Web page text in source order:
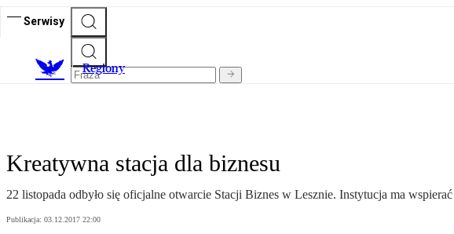
Serwisy
Regiony
Kreatywna stacja dla biznesu
22 listopada odbyło się oficjalne otwarcie Stacji Biznes w Lesznie. Instytucja ma
Publikacja: 03.12.2017 22:00